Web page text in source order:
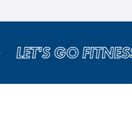
GO FITNESS